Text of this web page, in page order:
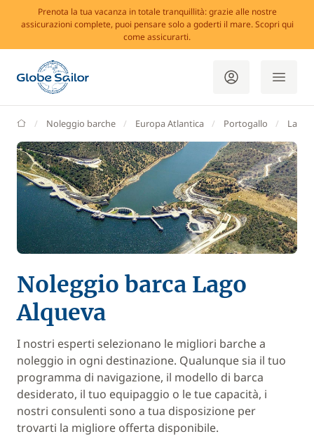
Prenota la tua vacanza in totale tranquillità: grazie alle nostre
assicurazioni complete, puoi pensare solo a goderti il mare. Scopri qui
come assicurarti.
GlobeSailor
Noleggio barche Europa Atlantica Portogallo Lago
Noleggio barca Lago
Alqueva
I nostri esperti selezionano le migliori barche a
noleggio in ogni destinazione. Qualunque sia il tuo
programma di navigazione, il modello di barca
desiderato, il tuo equipaggio o le tue capacità, i
nostri consulenti sono a tua disposizione per
trovarti la migliore offerta disponibile.